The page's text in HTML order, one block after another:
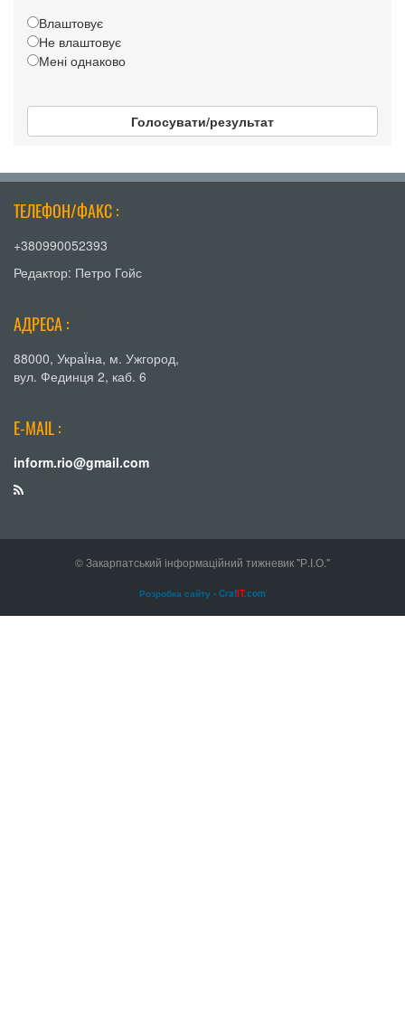
Влаштовує
Не влаштовує
Мені однаково
Голосувати/результат
ТЕЛЕФОН/ФАКС :
+380990052393
Редактор: Петро Гойс
АДРЕСА :
88000, УкраЇна, м. Ужгород,
вул. Фединця 2, каб. 6
E-MAIL :
inform.rio@gmail.com
© Закарпатський інформаційний тижневик "Р.І.О."
Розробка сайту - CrafIT.com